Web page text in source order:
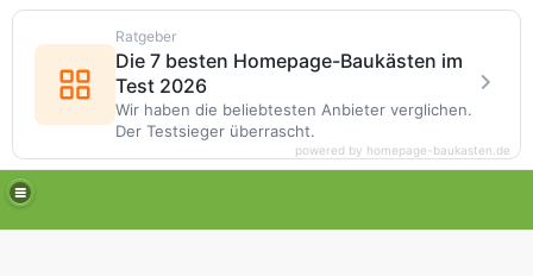
Ratgeber
Die 7 besten Homepage-Baukästen im
Test 2026
Wir haben die beliebtesten Anbieter verglichen.
Der Testsieger überrascht.
powered by homepage-baukasten.de